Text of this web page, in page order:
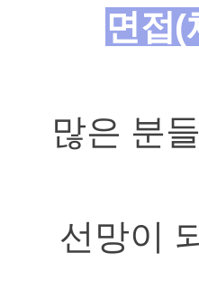
면접(
많은 분
선망이